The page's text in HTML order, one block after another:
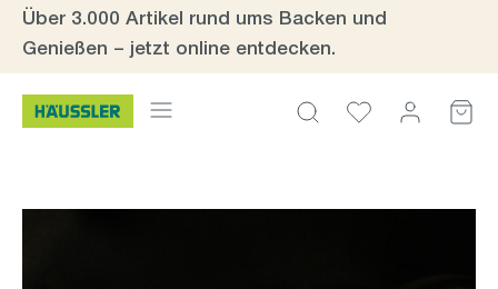
Zum Hauptinhalt springen
Über 3.000 Artikel rund ums Backen und
Genießen – jetzt online entdecken.